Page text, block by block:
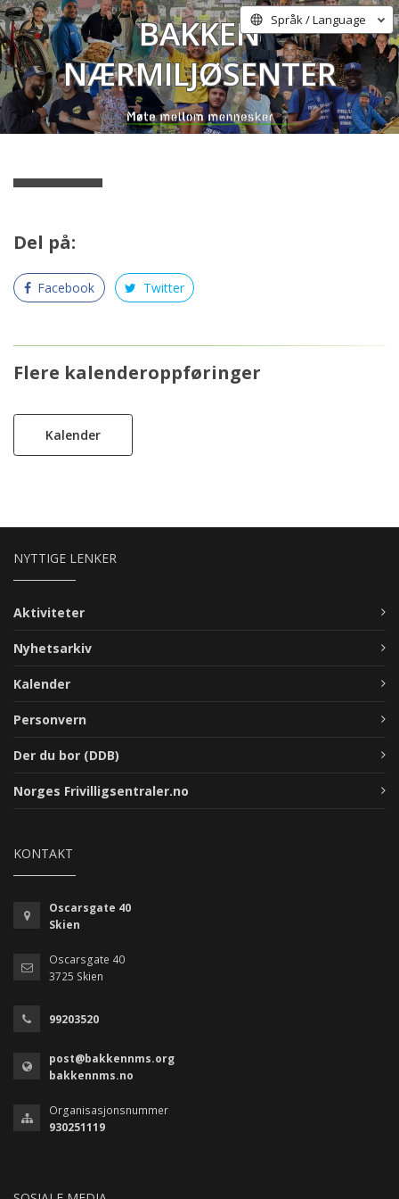
Språk / Language
Bakken
Nærmiljøsenter
Del på:
Facebook Twitter
Flere kalenderoppføringer
Kalender
NYTTIGE LENKER
Aktiviteter
Nyhetsarkiv
Kalender
Personvern
Der du bor (DDB)
Norges Frivilligsentraler.no
KONTAKT
Oscarsgate 40
Skien
Oscarsgate 40
3725 Skien
99203520
post@bakkennms.org
bakkennms.no
Organisasjonsnummer
930251119